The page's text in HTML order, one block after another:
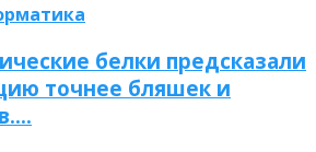
белки предсказали
точнее бляшек и